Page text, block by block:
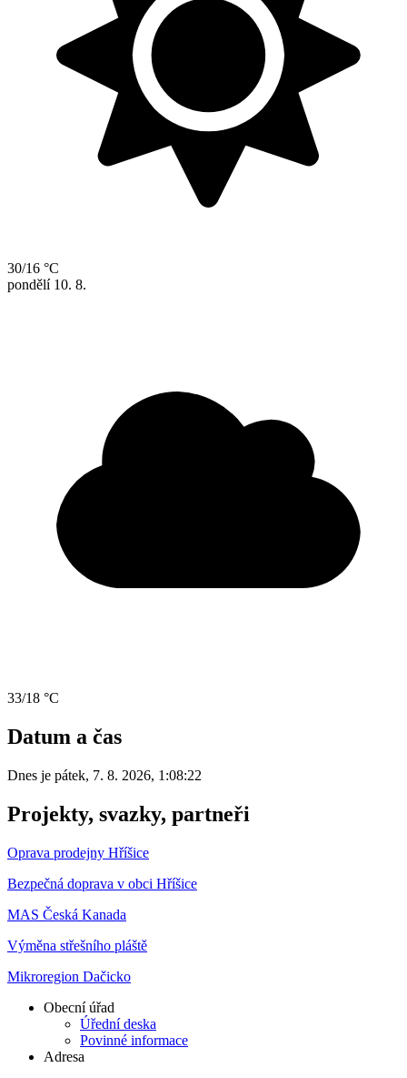
30/16 °C
pondělí 10. 8.
33/18 °C
Datum a čas
Dnes je pátek, 7. 8. 2026, 1:08:22
Projekty, svazky, partneři
Oprava prodejny Hříšice
Bezpečná doprava v obci Hříšice
MAS Česká Kanada
Výměna střešního pláště
Mikroregion Dačicko
Obecní úřad
Úřední deska
Povinné informace
Adresa